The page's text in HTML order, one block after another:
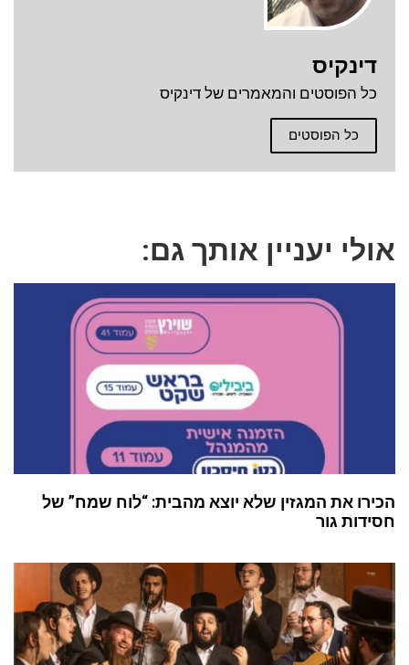
דינקיס
כל הפוסטים והמאמרים של דינקיס
כל הפוסטים
אולי יעניין אותך גם:
הכירו את המגזין שלא יוצא מהבית: “לוח שמח” של
חסידות גור